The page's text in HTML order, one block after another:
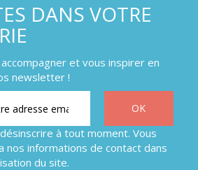
DANS VOTRE
et vous inspirer en
newsletter !
à tout moment. Vous
nos informations de contact dans
du site.